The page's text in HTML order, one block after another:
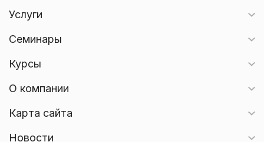
Услуги
Семинары
Курсы
О компании
Карта сайта
Новости